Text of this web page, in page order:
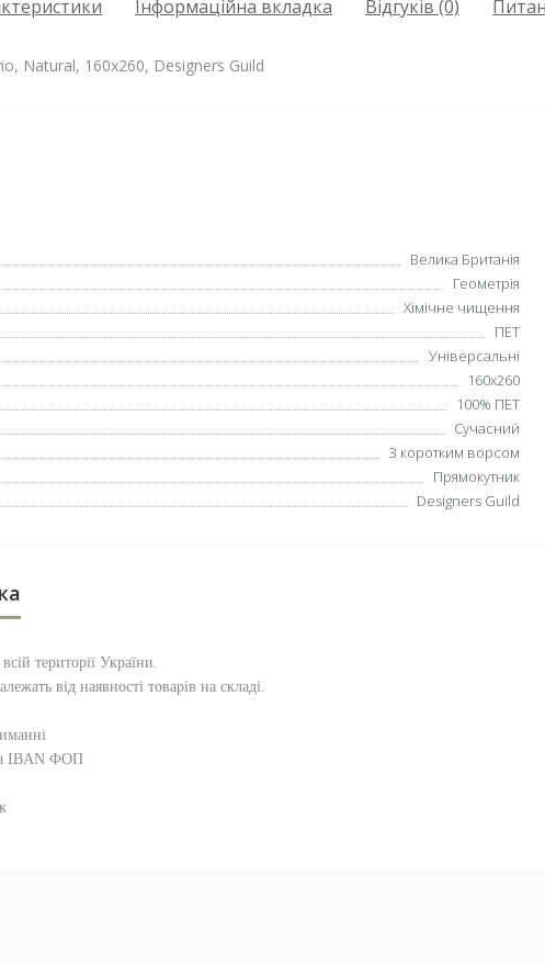
Інформаційна вкладка Відгуків (0)
Natural, 160x260, Designers Guild
Велика Британія
Геометрія
Хімічне чищення
ПЕТ
Універсальні
160х260
100% ПЕТ
Сучасний
З коротким ворсом
Прямокутник
Designers Guild
території України.
від наявності товарів на складі.
IBAN ФОП